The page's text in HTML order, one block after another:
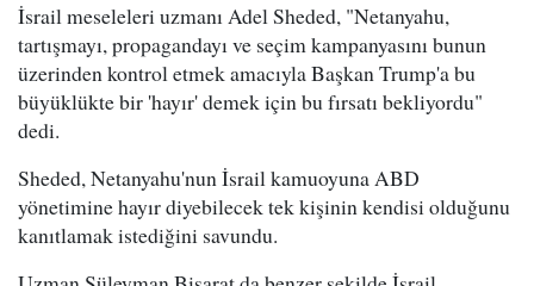
İsrail meseleleri uzmanı Adel Sheded, "Netanyahu,
tartışmayı, propagandayı ve seçim kampanyasını bunun
üzerinden kontrol etmek amacıyla Başkan Trump'a bu
büyüklükte bir 'hayır' demek için bu fırsatı bekliyordu"
dedi.
Sheded, Netanyahu'nun İsrail kamuoyuna ABD
yönetimine hayır diyebilecek tek kişinin kendisi olduğunu
kanıtlamak istediğini savundu.